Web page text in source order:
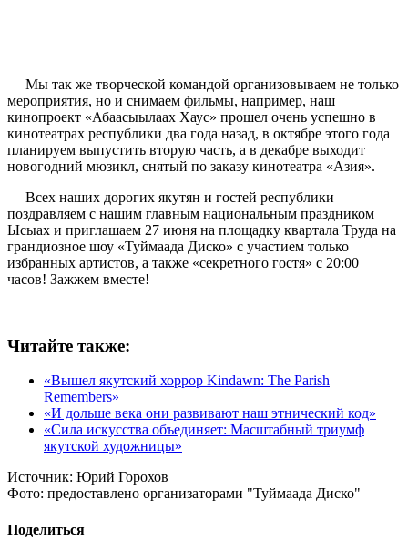
Мы так же творческой командой организовываем не только
мероприятия, но и снимаем фильмы, например, наш
кинопроект «Абаасыылаах Хаус» прошел очень успешно в
кинотеатрах республики два года назад, в октябре этого года
планируем выпустить вторую часть, а в декабре выходит
новогодний мюзикл, снятый по заказу кинотеатра «Азия».
Всех наших дорогих якутян и гостей республики
поздравляем с нашим главным национальным праздником
Ысыах и приглашаем 27 июня на площадку квартала Труда на
грандиозное шоу «Туймаада Диско» с участием только
избранных артистов, а также «секретного гостя» с 20:00
часов! Зажжем вместе!
Читайте также:
«Вышел якутский хоррор Kindawn: The Parish
Remembers»
«И дольше века они развивают наш этнический код»
«Сила искусства объединяет: Масштабный триумф
якутской художницы»
Источник: Юрий Горохов
Фото: предоставлено организаторами "Туймаада Диско"
Поделиться